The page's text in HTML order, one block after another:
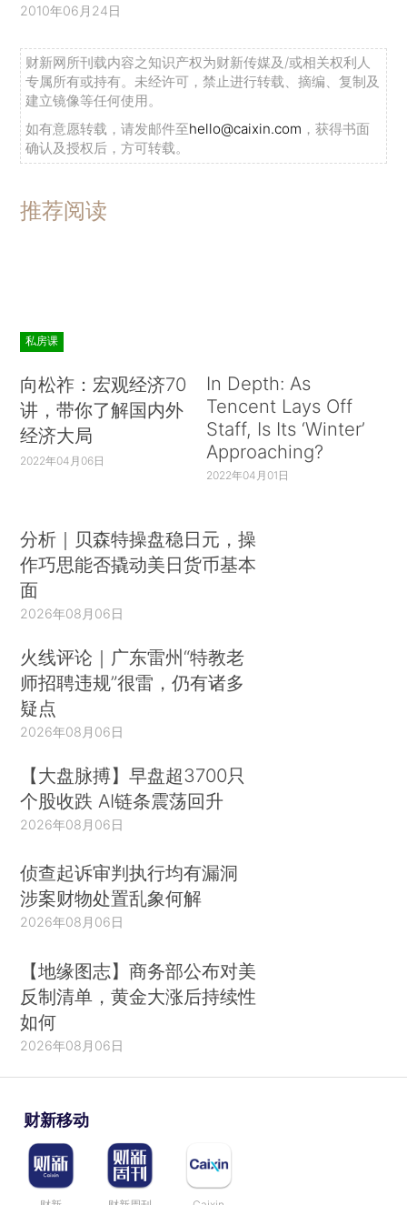
2010年06月24日
财新网所刊载内容之知识产权为财新传媒及/或相关权利人
专属所有或持有。未经许可，禁止进行转载、摘编、复制及
建立镜像等任何使用。
如有意愿转载，请发邮件至hello@caixin.com ，获得书面
确认及授权后，方可转载。
推荐阅读
私房课
向松祚：宏观经济70
讲，带你了解国内外
经济大局
2022年04月06日
In Depth: As
Tencent Lays Off
Staff, Is Its ‘Winter’
Approaching?
2022年04月01日
分析｜贝森特操盘稳日元，操
作巧思能否撬动美日货币基本
面
2026年08月06日
火线评论｜广东雷州“特教老
师招聘违规”很雷，仍有诸多
疑点
2026年08月06日
【大盘脉搏】早盘超3700只
个股收跌 AI链条震荡回升
2026年08月06日
侦查起诉审判执行均有漏洞
涉案财物处置乱象何解
2026年08月06日
【地缘图志】商务部公布对美
反制清单，黄金大涨后持续性
如何
2026年08月06日
财新移动